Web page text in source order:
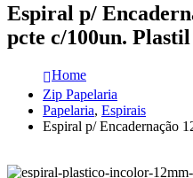
Espiral p/
pcte c/100un. Plastil
Home
Zip Papelaria
Papelaria, Espirais
Espiral p/ Encadernação